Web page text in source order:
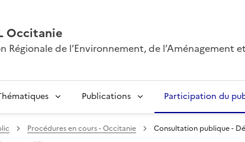
Occitanie
Régionale de l’Environnement, de l’Aménagement
Publications Participation du
Procédures en cours - Occitanie
Consultation publique -